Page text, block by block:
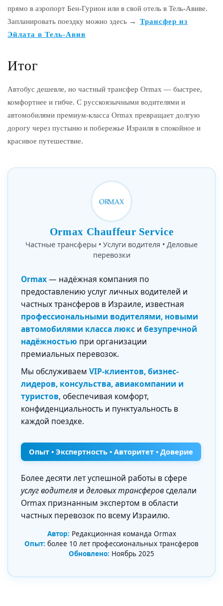
прямо в аэропорт Бен-Гурион или в свой отель в Тель-Авиве.
Запланировать поездку можно здесь →
Трансфер из
Эйлата в Тель-Авив
Итог
Автобус дешевле, но частный трансфер Ormax — быстрее,
комфортнее и гибче. С русскоязычными водителями и
автомобилями премиум-класса Ormax превращает долгую
дорогу через пустыню и побережье Израиля в спокойное и
красивое путешествие.
Ormax Chauffeur Service
Частные трансферы • Услуги водителя • Деловые
перевозки
Ormax— надёжная компания по
предоставлению услуг личных водителей и
частных трансферов в Израиле, известная
профессиональными водителями, новыми
автомобилями класса люкс и безупречной
надёжностью при организации
премиальных перевозок.
Мы обслуживаем VIP-клиентов, бизнес-
лидеров, консульства, авиакомпании и
туристов, обеспечивая комфорт,
конфиденциальность и пунктуальность в
каждой поездке.
Опыт • Экспертность • Авторитет • Доверие
Более десяти лет успешной работы в сфере
услуг водителя и деловых трансферовсделали
Ormax признанным экспертом в области
частных перевозок по всему Израилю.
Автор: Редакционная команда Ormax
Опыт: более 10 лет профессиональных трансферов
Обновлено: Ноябрь 2025